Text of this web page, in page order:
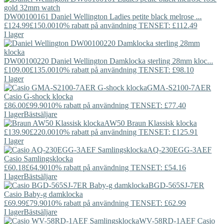
DW00100161 Daniel Wellington Ladies petite black melrose ...
£124.99£150.0010% rabatt på användning TENSET: £112.49
I lager
DW00100220 Daniel Wellington Damklocka sterling 28mm kloc...
£109.00£135.0010% rabatt på användning TENSET: £98.10
I lager
GMA-S2100-7AER
Casio G-shock klocka
£86.00£99.9010% rabatt på användning TENSET: £77.40
I lagerBästsäljare
AW50 Braun Klassisk klocka
£139.90£220.0010% rabatt på användning TENSET: £125.91
I lager
AQ-230EGG-3AEF
Casio Samlingsklocka
£60.18£64.9010% rabatt på användning TENSET: £54.16
I lagerBästsäljare
BGD-565SJ-7ER
Casio Baby-g damklocka
£69.99£79.9010% rabatt på användning TENSET: £62.99
I lagerBästsäljare
WV-58RD-1AEF Casio